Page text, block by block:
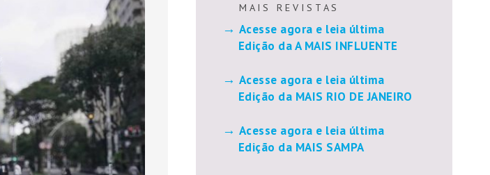
M A I S R E V I S T A S
Acesse agora e leia última
Edição da A MAIS INFLUENTE
Acesse agora e leia última
Edição da MAIS RIO DE JANEIRO
Acesse agora e leia última
Edição da MAIS SAMPA